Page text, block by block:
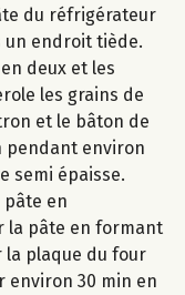
du réfrigérateur
un endroit tiède.
deux et les
les grains de
et le bâton de
pendant environ
semi épaisse.
en
la pâte en formant
la plaque du four
environ 30 min en